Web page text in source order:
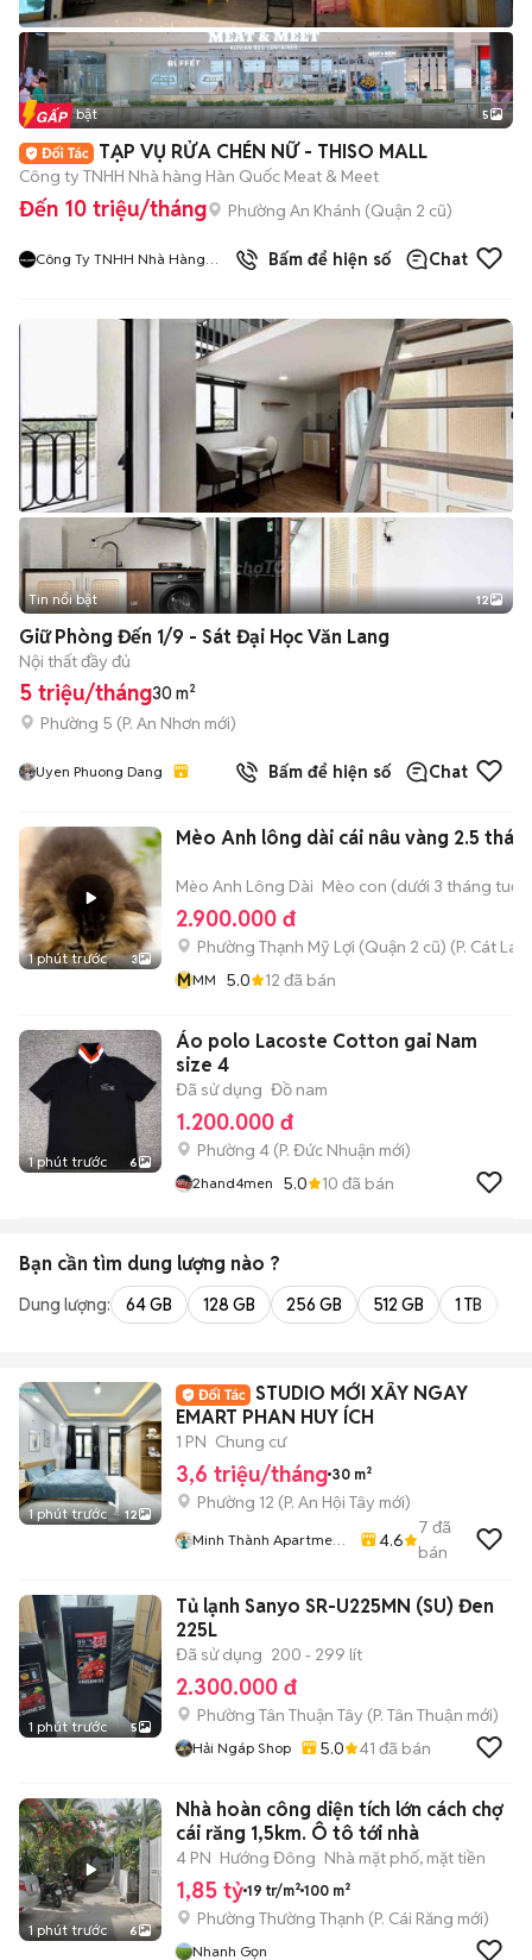
Tin nổi bật 5
TẠP VỤ RỬA CHÉN NỮ - THISO MALL
Công ty TNHH Nhà hàng Hàn Quốc Meat & Meet
Đến 10 triệu/tháng Phường An Khánh (Quận 2 cũ)
Công Ty TNHH Nhà Hàng
9đã bán
Bấm để hiện số Chat
+2
Tin nổi bật 12
Giữ Phòng Đến 1/9 - Sát Đại Học Văn Lang
Nội thất đầy đủ
5 triệu/tháng30 m²
Phường 5 (P. An Nhơn mới)
Uyen Phuong Dang Bấm để hiện số Chat
1 phút trước 3
Mèo Anh lông dài cái nâu vàng 2.5
Mèo Anh Lông Dài Mèo con (dưới 3 tháng tuổi)
2.900.000 đ
Phường Thạnh Mỹ Lợi (Quận 2 cũ) (P. Cát Lái
MMM 5.0 12 đã bán
1 phút trước 6
Áo polo Lacoste Cotton gai Nam
size 4
Đã sử dụng Đồ nam
1.200.000 đ
Phường 4 (P. Đức Nhuận mới)
2hand4men 5.0 10 đã bán
Bạn cần tìm dung lượng nào ?
Dung lượng: 64 GB 128 GB 256 GB 512 GB 1 TB
1 phút trước 12
STUDIO MỚI XÂY NGAY
EMART PHAN HUY ÍCH
1 PN Chung cư
3,6 triệu/tháng 30 m²
Phường 12 (P. An Hội Tây mới)
Minh Thành Apartment
4.6
7 đã
bán
1 phút trước 5
Tủ lạnh Sanyo SR-U225MN (SU) Đen
225L
Đã sử dụng 200 - 299 lít
2.300.000 đ
Phường Tân Thuận Tây (P. Tân Thuận mới)
Hải Ngáp Shop 5.0 41 đã bán
1 phút trước 6
Nhà hoàn công diện tích lớn cách chợ
cái răng 1,5km. Ô tô tới nhà
4 PN Hướng Đông Nhà mặt phố, mặt tiền
1,85 tỷ 19 tr/m² 100 m²
Phường Thường Thạnh (P. Cái Răng mới)
Nhanh Gọn